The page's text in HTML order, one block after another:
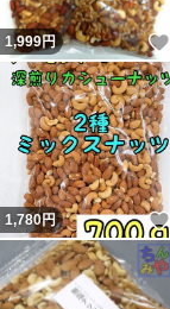
1,999円
1,780円